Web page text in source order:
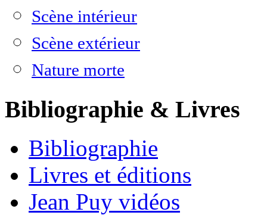
Scène intérieur
Scène extérieur
Nature morte
Bibliographie & Livres
Bibliographie
Livres et éditions
Jean Puy vidéos